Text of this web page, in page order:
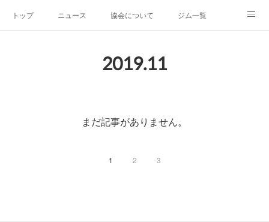
トップ ニュース 協会について ジム一覧
2019.11
まだ記事がありません。
1 2 3